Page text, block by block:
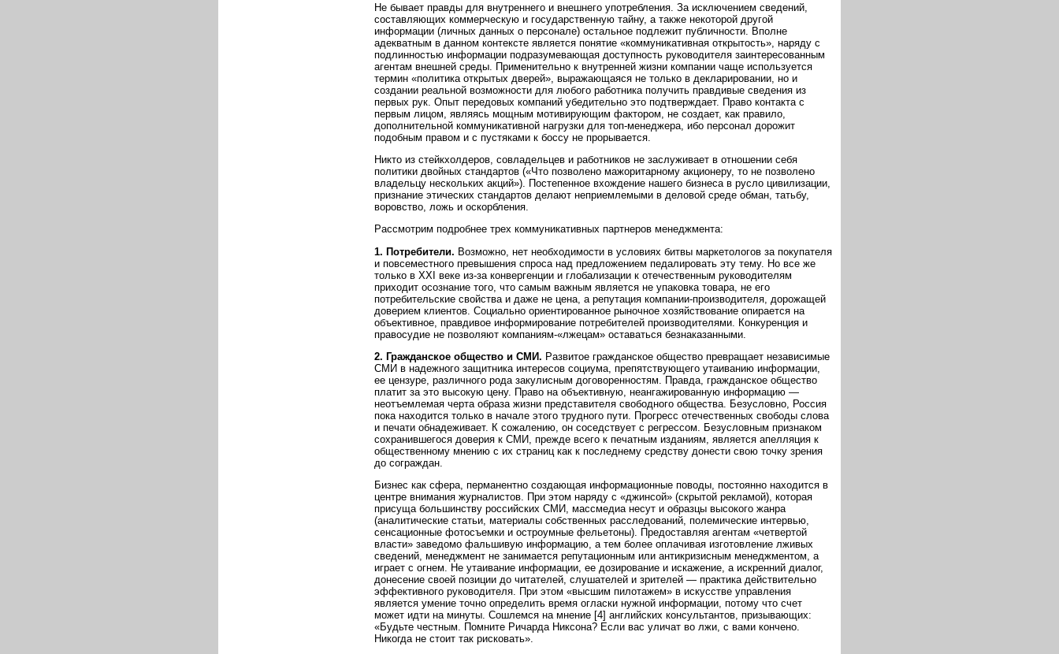
Не бывает правды для внутреннего и внешнего употребления. За исключением сведений,
составляющих коммерческую и государственную тайну, а также некоторой другой
информации (личных данных о персонале) остальное подлежит публичности. Вполне
адекватным в данном контексте является понятие «коммуникативная открытость», наряду с
подлинностью информации подразумевающая доступность руководителя заинтересованным
агентам внешней среды. Применительно к внутренней жизни компании чаще используется
термин «политика открытых дверей», выражающаяся не только в декларировании, но и
создании реальной возможности для любого работника получить правдивые сведения из
первых рук. Опыт передовых компаний убедительно это подтверждает. Право контакта с
первым лицом, являясь мощным мотивирующим фактором, не создает, как правило,
дополнительной коммуникативной нагрузки для топ-менеджера, ибо персонал дорожит
подобным правом и с пустяками к боссу не прорывается.
Никто из стейкхолдеров, совладельцев и работников не заслуживает в отношении себя
политики двойных стандартов («Что позволено мажоритарному акционеру, то не позволено
владельцу нескольких акций»). Постепенное вхождение нашего бизнеса в русло цивилизации,
признание этических стандартов делают неприемлемыми в деловой среде обман, татьбу,
воровство, ложь и оскорбления.
Рассмотрим подробнее трех коммуникативных партнеров менеджмента:
1. Потребители. Возможно, нет необходимости в условиях битвы маркетологов за покупателя
и повсеместного превышения спроса над предложением педалировать эту тему. Но все же
только в ХХI веке из-за конвергенции и глобализации к отечественным руководителям
приходит осознание того, что самым важным является не упаковка товара, не его
потребительские свойства и даже не цена, а репутация компании-производителя, дорожащей
доверием клиентов. Социально ориентированное рыночное хозяйствование опирается на
объективное, правдивое информирование потребителей производителями. Конкуренция и
правосудие не позволяют компаниям-«лжецам» оставаться безнаказанными.
2. Гражданское общество и СМИ. Развитое гражданское общество превращает независимые
СМИ в надежного защитника интересов социума, препятствующего утаиванию информации,
ее цензуре, различного рода закулисным договоренностям. Правда, гражданское общество
платит за это высокую цену. Право на объективную, неангажированную информацию —
неотъемлемая черта образа жизни представителя свободного общества. Безусловно, Россия
пока находится только в начале этого трудного пути. Прогресс отечественных свободы слова
и печати обнадеживает. К сожалению, он соседствует с регрессом. Безусловным признаком
сохранившегося доверия к СМИ, прежде всего к печатным изданиям, является апелляция к
общественному мнению с их страниц как к последнему средству донести свою точку зрения
до сограждан.
Бизнес как сфера, перманентно создающая информационные поводы, постоянно находится в
центре внимания журналистов. При этом наряду с «джинсой» (скрытой рекламой), которая
присуща большинству российских СМИ, массмедиа несут и образцы высокого жанра
(аналитические статьи, материалы собственных расследований, полемические интервью,
сенсационные фотосъемки и остроумные фельетоны). Предоставляя агентам «четвертой
власти» заведомо фальшивую информацию, а тем более оплачивая изготовление лживых
сведений, менеджмент не занимается репутационным или антикризисным менеджментом, а
играет с огнем. Не утаивание информации, ее дозирование и искажение, а искренний диалог,
донесение своей позиции до читателей, слушателей и зрителей — практика действительно
эффективного руководителя. При этом «высшим пилотажем» в искусстве управления
является умение точно определить время огласки нужной информации, потому что счет
может идти на минуты. Сошлемся на мнение [4] английских консультантов, призывающих:
«Будьте честным. Помните Ричарда Никсона? Если вас уличат во лжи, с вами кончено.
Никогда не стоит так рисковать».